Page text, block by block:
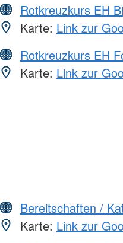
Rotkreuzkurs EH
Karte: Link zur
Rotkreuzkurs EH
Karte: Link zur
Bereitschaften /
Karte: Link zur